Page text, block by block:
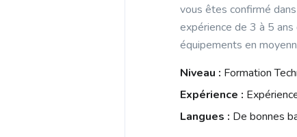
vous êtes confirmé
expérience de 3 à 5
équipements en
Niveau : Formation
Expérience :
Langues : De bonnes